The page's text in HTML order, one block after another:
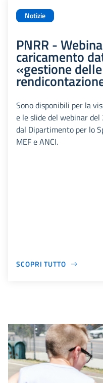
Notizie
PNRR -
caricamento
«gestione
Sono disponibili per la
e le slide del webinar
dal Dipartimento per lo
MEF e ANCI.
SCOPRI TUTTO